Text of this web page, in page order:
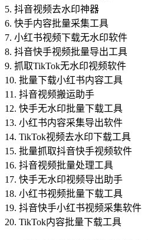
5. 抖音视频去水印神器
6. 快手内容批量采集工具
7. 小红书视频下载无水印软件
8. 抖音快手视频批量导出工具
9. 抓取TikTok无水印视频软件
10. 批量下载小红书内容工具
11. 抖音视频搬运助手
12. 快手无水印批量下载工具
13. 小红书内容采集导出软件
14. TikTok视频去水印下载工具
15. 批量抓取抖音快手视频软件
16. 抖音视频批量处理工具
17. 快手无水印视频导出助手
18. 小红书视频批量下载工具
19. 抖音快手小红书视频采集软件
20. TikTok内容批量下载工具